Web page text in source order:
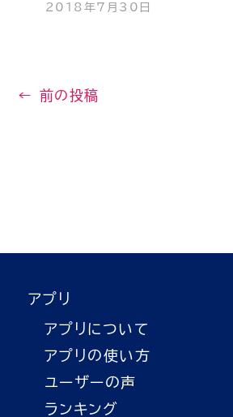
2018年7月30日
← 前の投稿
アプリ
アプリについて
アプリの使い方
ユーザーの声
ランキング